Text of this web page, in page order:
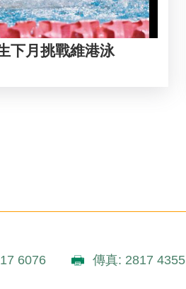
下月挑戰維港泳
6076 傳真: 2817 4355